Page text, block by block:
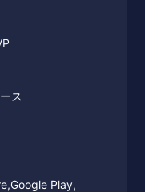
ス
Play,